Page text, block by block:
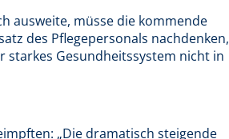
ausweite, müsse die kommende
des Pflegepersonals nachdenken,
starkes Gesundheitssystem nicht in
„Die dramatisch steigende